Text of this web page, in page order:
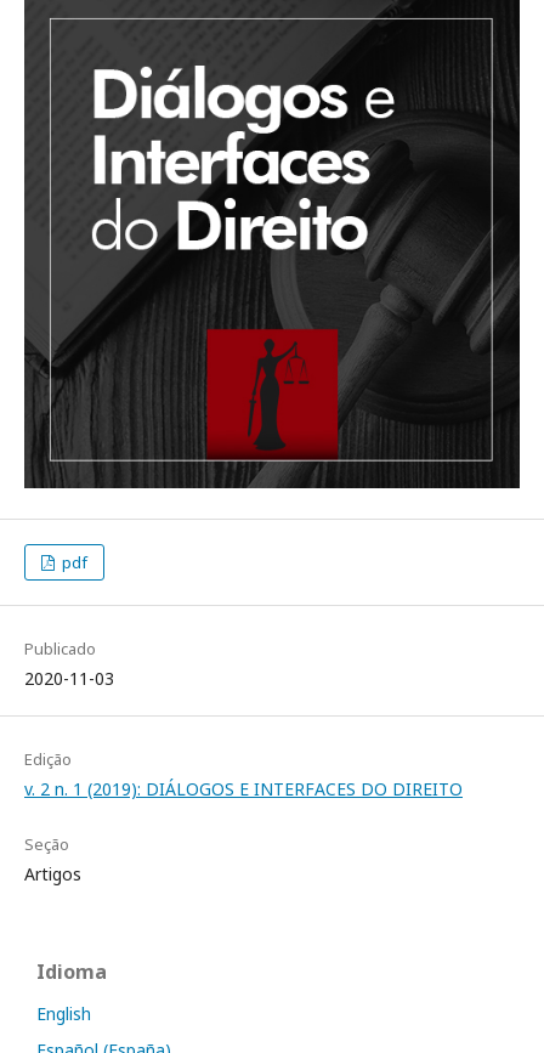
pdf
Publicado
2020-11-03
Edição
v. 2 n. 1 (2019): DIÁLOGOS E INTERFACES DO DIREITO
Seção
Artigos
Idioma
English